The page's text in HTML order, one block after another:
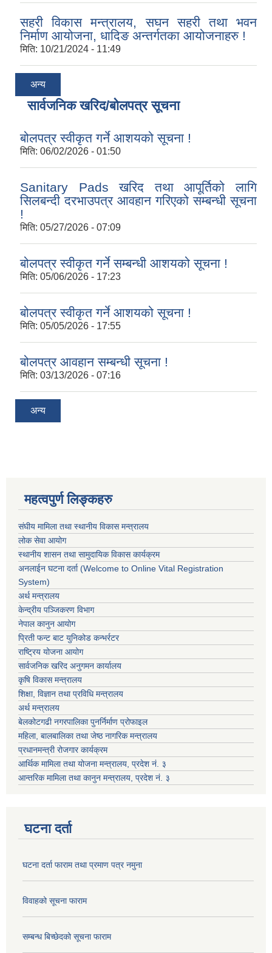
सहरी विकास मन्त्रालय, सघन सहरी तथा भवन
निर्माण आयोजना, धादिङ अन्तर्गतका आयोजनाहरु !
मिति: 10/21/2024 - 11:49
अन्य
सार्वजनिक खरिद/बोलपत्र सूचना
बोलपत्र स्वीकृत गर्ने आशयको सूचना !
मिति: 06/02/2026 - 01:50
Sanitary Pads खरिद तथा आपूर्तिको लागि
सिलबन्दी दरभाउपत्र आवहान गरिएको सम्बन्धी सूचना
!
मिति: 05/27/2026 - 07:09
बोलपत्र स्वीकृत गर्ने सम्बन्धी आशयको सूचना !
मिति: 05/06/2026 - 17:23
बोलपत्र स्वीकृत गर्ने आशयको सूचना !
मिति: 05/05/2026 - 17:55
बोलपत्र आवहान सम्बन्धी सूचना !
मिति: 03/13/2026 - 07:16
अन्य
महत्वपुर्ण लिङ्कहरु
संघीय मामिला तथा स्थानीय विकास मन्त्रालय
लोक सेवा आयोग
स्थानीय शासन तथा सामुदायिक विकास कार्यक्रम
अनलाईन घटना दर्ता (Welcome to Online Vital Registration
System)
अर्थ मन्त्रालय
केन्द्रीय पञ्जिकरण विभाग
नेपाल कानुन आयोग
प्रिती फन्ट बाट युनिकोड कन्भर्रटर
राष्ट्रिय योजना आयोग
सार्वजनिक खरिद अनुगमन कार्यालय
कृषि विकास मन्त्रालय
शिक्षा, विज्ञान तथा प्रविधि मन्त्रालय
अर्थ मन्त्रालय
बेलकोटगढी नगरपालिका पुनर्निर्माण प्रोफाइल
महिला, बालबालिका तथा जेष्ठ नागरिक मन्त्रालय
प्रधानमन्त्री रोजगार कार्यक्रम
आर्थिक मामिला तथा योजना मन्त्रालय, प्रदेश नं. ३
आन्तरिक मामिला तथा कानुन मन्त्रालय, प्रदेश नं. ३
घटना दर्ता
घटना दर्ता फाराम तथा प्रमाण पत्र नमुना
विवाहको सूचना फाराम
सम्बन्ध बिच्छेदको सूचना फाराम